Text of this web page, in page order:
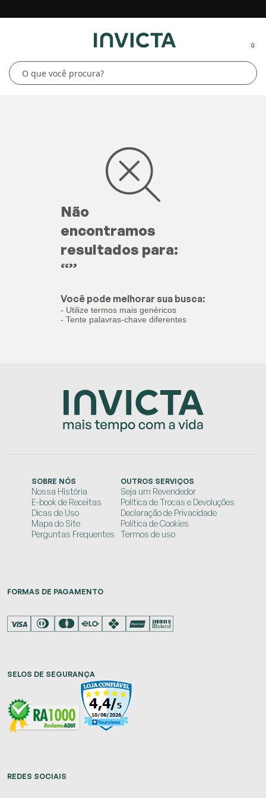
0
Não
encontramos
resultados para:
“”
Você pode melhorar sua busca:
- Utilize termos mais genéricos
- Tente palavras-chave diferentes
SOBRE NÓS
Nossa História
E-book de Receitas
Dicas de Uso
Mapa do Site
Perguntas Frequentes
OUTROS SERVIÇOS
Seja um Revendedor
Política de Trocas e Devoluções
Declaração de Privacidade
Política de Cookies
Termos de uso
FORMAS DE PAGAMENTO
SELOS DE SEGURANÇA
REDES SOCIAIS